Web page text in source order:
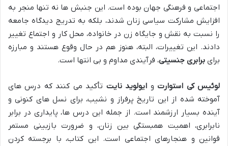
اجتماعی و فرهنگی جهان بوده است. این جنبش ها نه تنها منجر به
افزایش مشارکت سیاسی زنان شدند، بلکه به تدریج دیدگاه جامعه
را نسبت به نقش و جایگاه زن در خانواده، محل کار و اجتماع تغییر
دادند. این تغییرات، البته، هنوز هم در حال وقوع هستند و مبارزه
برای برابری جنسیتی، فرآیندی مداوم و بی انتها است.
لوئیس کی استوارت و ایولوید نایت تأکید می کنند که درس های
آموخته شده از این تاریخ پرفراز و نشیب، برای نسل های کنونی و
آینده بسیار ارزشمند است. از جمله این درس ها، پایداری در برابر
نابرابری، اهمیت همبستگی بین زنان، و ضرورت بازبینی مستمر
قوانین و هنجارهای اجتماعی است. این کتاب، با برجسته کردن